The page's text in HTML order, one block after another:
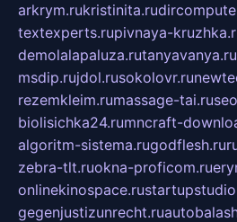
arkrym.rukristinita.ru
textexperts.rupivnaya-
demolalapaluza.rutanyavanya.ru
msdip.rujdol.rusokolovr.ru
rezemkleim.rumassage-tai.ru
biolisichka24.rumncraft-
algoritm-sistema.rugodflesh.ru
zebra-tlt.ruokna-proficom.ru
onlinekinospace.ru
gegenjustizunrecht.ru